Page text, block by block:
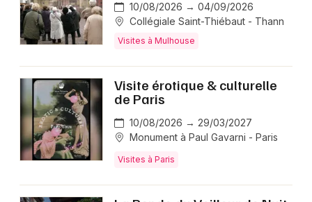
10/08/2026 → 04/09/2026
Collégiale Saint-Thiébaut - Thann
Visites à Mulhouse
Visite érotique & culturelle
de Paris
10/08/2026 → 29/03/2027
Monument à Paul Gavarni - Paris
Visites à Paris